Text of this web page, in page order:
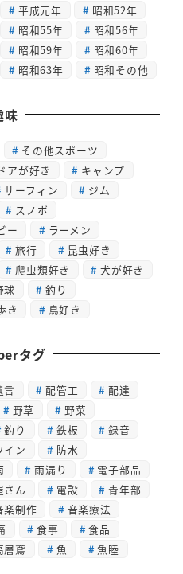
平成元年
昭和52年
昭和55年
昭和56年
昭和59年
昭和60年
昭和63年 昭和その他
味
その他スポーツ
アが好き
キャンプ
サーフィン
ジム
スノボ
ー
ラーメン
旅行
昆虫好き
爬虫類好き
犬が好き
球
釣り
き 鳥好き
タグ
言 配管工
配達
野草
野菜
釣り 鉄板
録音
イン
防水
雨漏り
電子部品
さん 電設
青年部
楽制作
音楽療法
食事
食品
層鳶 魚
魚睦